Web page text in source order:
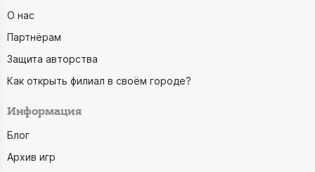
О нас
Партнёрам
Защита авторства
Как открыть филиал в своём городе?
Информация
Блог
Архив игр